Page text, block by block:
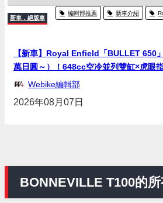
新車．絕版車
編輯部推薦 新車介紹
【新車】Royal Enfield「BULLET 650
萬日圓～）！648cc空冷並列雙缸×虎眼
色
Webike編輯部
2026年08月07日
BONNEVILLE T100的